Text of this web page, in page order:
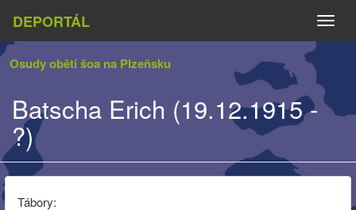
DEPORTÁL
Osudy obětí šoa na Plzeňsku
Batscha Erich (19.12.1915 -
?)
Tábory: